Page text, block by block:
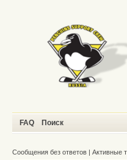
FAQ Поиск
Сообщения без ответов | Активные